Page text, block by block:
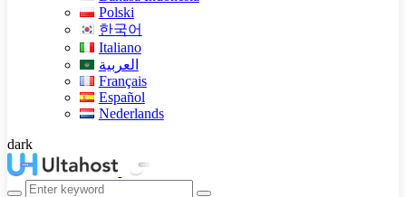
Polski
한국어
Italiano
العربية
Français
Español
Nederlands
dark